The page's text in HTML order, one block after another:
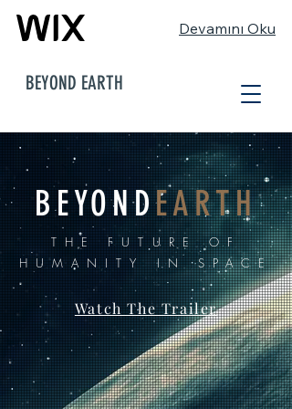
Devamını Oku